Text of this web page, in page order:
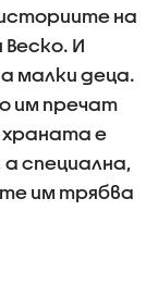
на
Веско. И
малки деца.
им пречат
храната е
специална,
им трябва